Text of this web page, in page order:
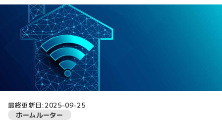
最終更新日:2025-09-25
ホームルーター